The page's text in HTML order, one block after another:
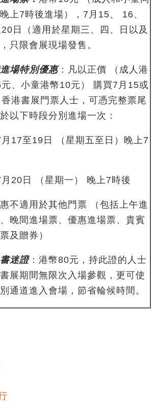
上7時後進場），7月15、 16、
日（適用於星期三、四、日以及
只限會展現場發售。
場特別優惠：凡以正價 （成人港
、小童港幣10元） 購買7月15或
港書展門票人士，可憑完整票尾
以下時段分別進場一次：
17至19日 （星期五至日）晚上7
20日 （星期一） 晚上7時後
不適用於其他門票 （包括上午進
晚間進場票、優惠進場票、貴賓
及贈券）
迷證：港幣80元，持此證的人士
展期間無限次入場參觀，更可使
通道進入會場，節省輪候時間。